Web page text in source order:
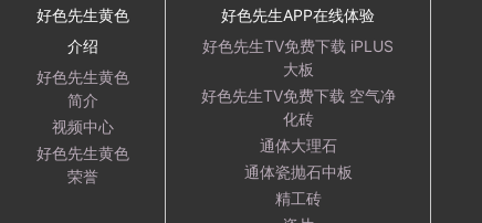
好色先生黄色
介绍
好色先生黄色
简介
视频中心
好色先生黄色
荣誉
好色先生APP在线体验
好色先生TV免费下载 iPLUS
大板
好色先生TV免费下载 空气净
化砖
通体大理石
通体瓷抛石中板
精工砖